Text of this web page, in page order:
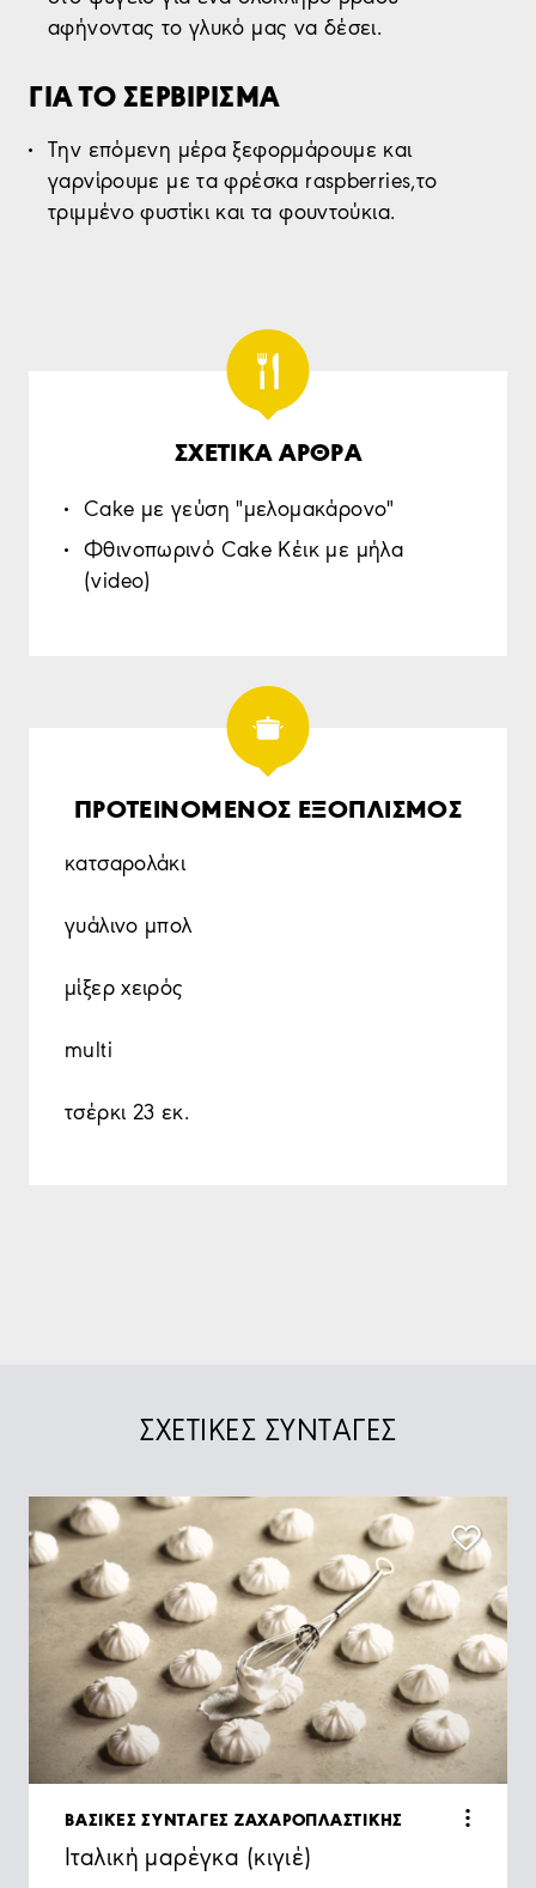
αφήνοντας το γλυκό μας να δέσει.
ΓΙΑ ΤΟ ΣΕΡΒΙΡΙΣΜΑ
Την επόμενη μέρα ξεφορμάρουμε και
γαρνίρουμε με τα φρέσκα raspberries,το
τριμμένο φυστίκι και τα φουντούκια.
ΣΧΕΤΙΚΑ ΑΡΘΡΑ
Cake με γεύση "μελομακάρονο"
Φθινοπωρινό Cake Κέικ με μήλα
(video)
ΠΡΟΤΕΙΝΟΜΕΝΟΣ ΕΞΟΠΛΙΣΜΟΣ
κατσαρολάκι
γυάλινο μπολ
μίξερ χειρός
multi
τσέρκι 23 εκ.
ΣΧΕΤΙΚΕΣ ΣΥΝΤΑΓΕΣ
ΒΑΣΙΚΕΣ ΣΥΝΤΑΓΕΣ ΖΑΧΑΡΟΠΛΑΣΤΙΚΗΣ
Ιταλική μαρέγκα (κιγιέ)